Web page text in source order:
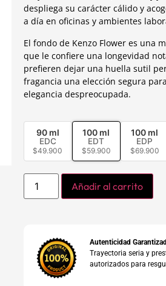
despliega su carácter cálido y
a día en oficinas y ambientes
El fondo de Kenzo Flower es una
que le confiere una longevidad
prefieren dejar una huella sutil
fragancia una elección segura
elegancia despreocupada.
90 ml
EDC
$49.900
100 ml
EDT
$59.900
100 ml
EDP
$69.900
Añadir al carrito
Autenticidad
Trayectoria seria y
autorizados para